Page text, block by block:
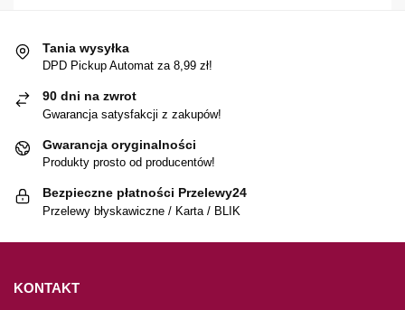
Tania wysyłka
DPD Pickup Automat za 8,99 zł!
90 dni na zwrot
Gwarancja satysfakcji z zakupów!
Gwarancja oryginalności
Produkty prosto od producentów!
Bezpieczne płatności Przelewy24
Przelewy błyskawiczne / Karta / BLIK
KONTAKT